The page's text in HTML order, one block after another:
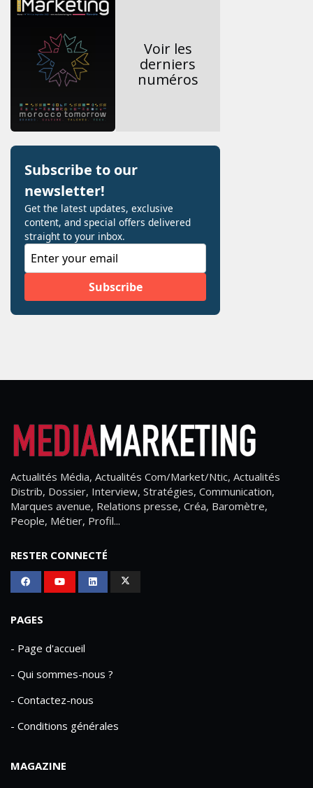
Voir les
derniers
numéros
Actualités Média, Actualités Com/Market/Ntic, Actualités
Distrib, Dossier, Interview, Stratégies, Communication,
Marques avenue, Relations presse, Créa, Baromètre,
People, Métier, Profil...
RESTER CONNECTÉ
PAGES
- Page d'accueil
- Qui sommes-nous ?
- Contactez-nous
- Conditions générales
MAGAZINE